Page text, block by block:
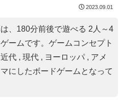
2023.09.01
、180分前後で遊べる 2人～4
ームです。ゲームコンセプト
代 , 現代 , ヨーロッパ , アメ
マにしたボードゲームとなって